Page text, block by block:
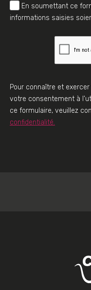
En soumettant ce
informations saisies
Pour connaître et
votre consentement à
ce formulaire, veuillez
confidentialité.